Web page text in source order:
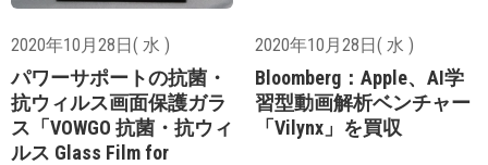
2020年10月28日( 水 )
パワーサポートの抗菌・
抗ウィルス画面保護ガラ
ス「VOWGO 抗菌・抗ウィ
ルス Glass Film for
2020年10月28日( 水 )
Bloomberg：Apple、AI学
習型動画解析ベンチャー
「Vilynx」を買収